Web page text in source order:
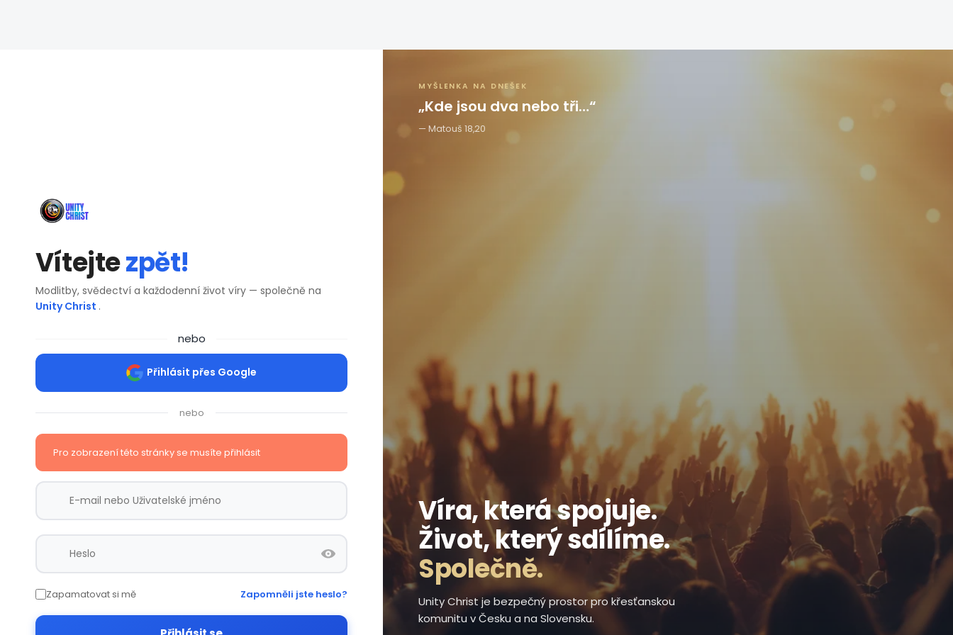
Vítejtezpět!
Modlitby, svědectví a každodenní život víry — společně na
Unity Christ .
nebo
Přihlásit přes Google
nebo
Pro zobrazení této stránky se musíte přihlásit
Zapamatovat si mě Zapomněli jste heslo?
Víra, která spojuje.
Život, který sdílíme.
Společně.
Unity Christ je bezpečný prostor pro křesťanskou
komunitu v Česku a na Slovensku.
MYŠLENKA NA DNEŠEK
„Kde jsou dva nebo tři…“
Matouš 18,20